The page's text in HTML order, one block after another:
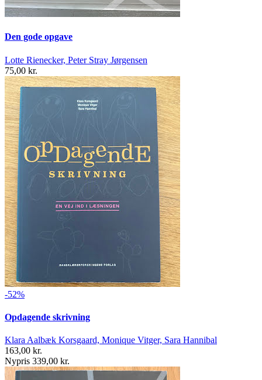
Den gode opgave
Lotte Rienecker, Peter Stray Jørgensen
75,00 kr.
-52%
Opdagende skrivning
Klara Aalbæk Korsgaard, Monique Vitger, Sara Hannibal
163,00 kr.
Nypris 339,00 kr.